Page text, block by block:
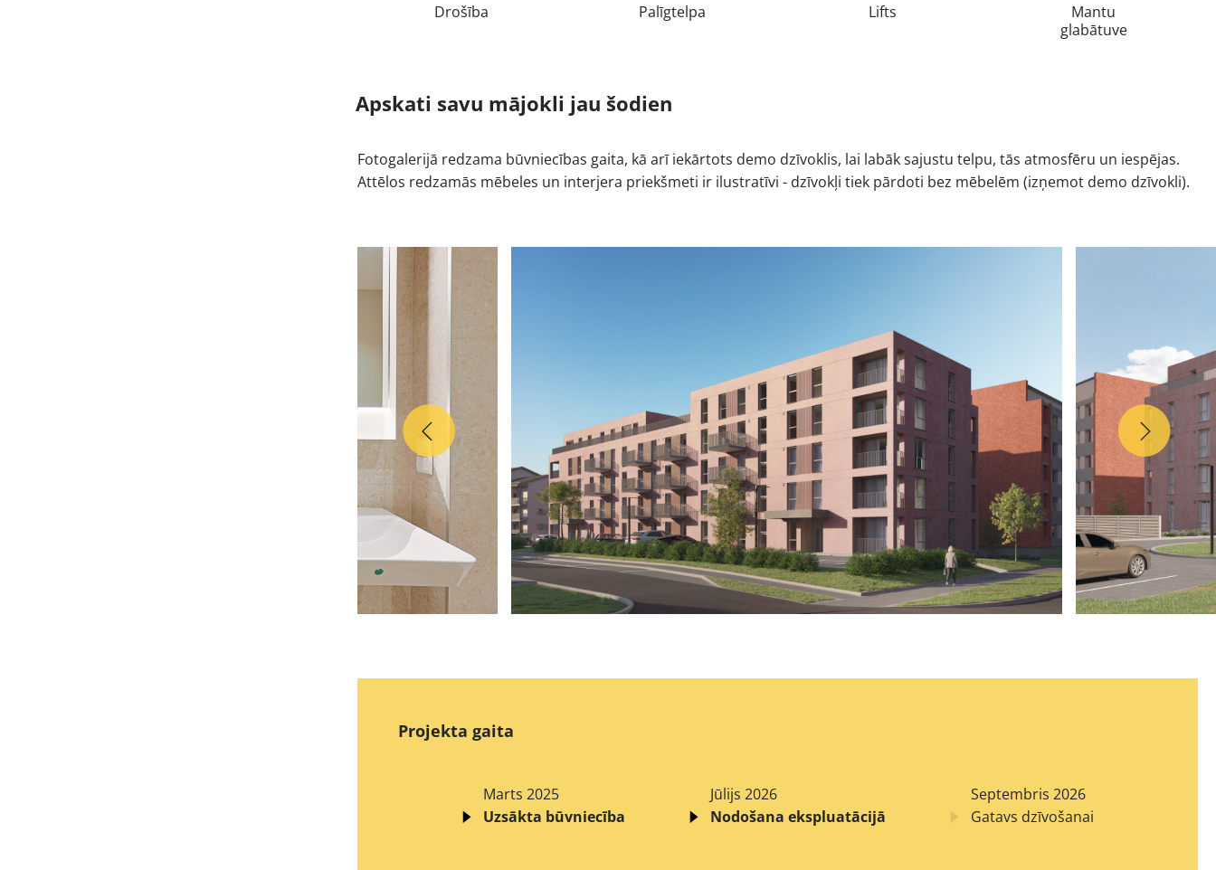
Drošība Palīgtelpa Lifts
Mantu
glabātuve
Apskati savu mājokli jau šodien
Fotogalerijā redzama būvniecības gaita, kā arī iekārtots demo dzīvoklis, lai labāk sajustu telpu, tās atmosfēru un iespējas.
Attēlos redzamās mēbeles un interjera priekšmeti ir ilustratīvi - dzīvokļi tiek pārdoti bez mēbelēm (izņemot demo dzīvokli).
Projekta gaita
Marts 2025
Uzsākta būvniecība
Jūlijs 2026
Nodošana ekspluatācijā
Septembris 2026
Gatavs dzīvošanai